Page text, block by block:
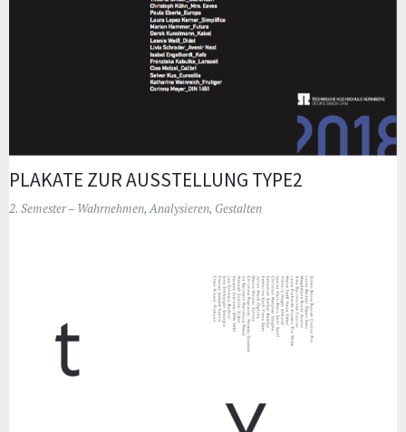
PLAKATE ZUR AUSSTELLUNG TYPE2
2. Semester – Wahrnehmen, Analysieren, Gestalten